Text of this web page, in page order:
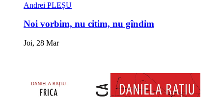
Andrei PLEȘU
Noi vorbim, nu citim, nu gîndim
Joi, 28 Mar